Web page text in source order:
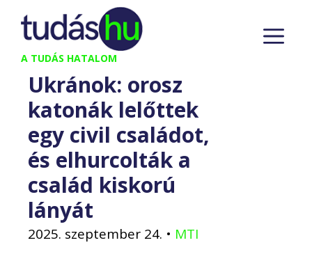
Kilépés
tartalomba
A TUDÁS HATALOM
Ukránok: orosz
katonák lelőttek
egy civil családot,
és elhurcolták a
család kiskorú
lányát
2025. szeptember 24. • MTI